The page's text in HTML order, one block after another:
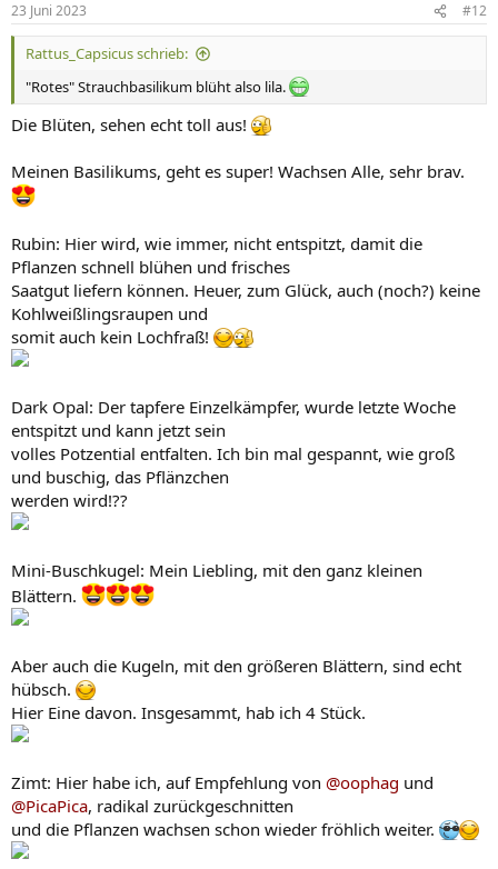
e
n
23 Juni 2023 #12
Rattus_Capsicus schrieb:
"Rotes" Strauchbasilikum blüht also lila.
Die Blüten, sehen echt toll aus!
Meinen Basilikums, geht es super! Wachsen Alle, sehr brav.
Rubin: Hier wird, wie immer, nicht entspitzt, damit die
Pflanzen schnell blühen und frisches
Saatgut liefern können. Heuer, zum Glück, auch (noch?) keine
Kohlweißlingsraupen und
somit auch kein Lochfraß!
Dark Opal: Der tapfere Einzelkämpfer, wurde letzte Woche
entspitzt und kann jetzt sein
volles Potzential entfalten. Ich bin mal gespannt, wie groß
und buschig, das Pflänzchen
werden wird!??
Mini-Buschkugel: Mein Liebling, mit den ganz kleinen
Blättern.
Aber auch die Kugeln, mit den größeren Blättern, sind echt
hübsch.
Hier Eine davon. Insgesammt, hab ich 4 Stück.
Zimt: Hier habe ich, auf Empfehlung von @oophag und
@PicaPica, radikal zurückgeschnitten
und die Pflanzen wachsen schon wieder fröhlich weiter.